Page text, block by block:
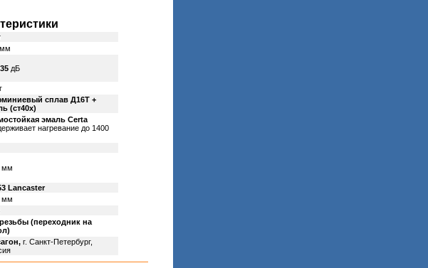
дБ
г
сплав Д16Т +
(ст40х)
эмаль Certa
нагревание до 1400
Lancaster
(переходник на
г. Санкт-Петербург,